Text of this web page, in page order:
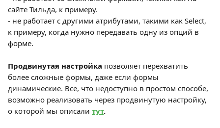
сайте Тильда, к примеру.
- не работает с другими атрибутами, такими как Select,
к примеру, когда нужно передавать одну из опций в
форме.
Продвинутая настройка позволяет перехватить
более сложные формы, даже если формы
динамические. Все, что недоступно в простом способе,
возможно реализовать через продвинутую настройку,
о которой мы описали тут.